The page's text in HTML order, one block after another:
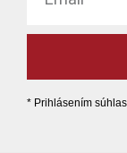
* Prihlásením